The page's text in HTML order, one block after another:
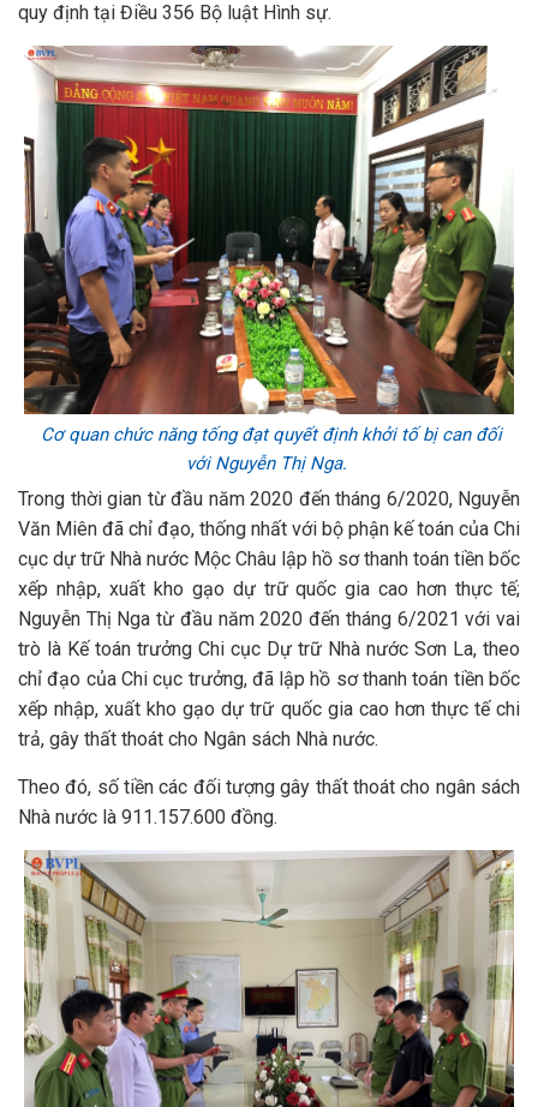
quy định tại Điều 356 Bộ luật Hình sự.
Cơ quan chức năng tống đạt quyết định khởi tố bị can đối
với Nguyễn Thị Nga.
Trong thời gian từ đầu năm 2020 đến tháng 6/2020, Nguyễn
Văn Miên đã chỉ đạo, thống nhất với bộ phận kế toán của Chi
cục dự trữ Nhà nước Mộc Châu lập hồ sơ thanh toán tiền bốc
xếp nhập, xuất kho gạo dự trữ quốc gia cao hơn thực tế;
Nguyễn Thị Nga từ đầu năm 2020 đến tháng 6/2021 với vai
trò là Kế toán trưởng Chi cục Dự trữ Nhà nước Sơn La, theo
chỉ đạo của Chi cục trưởng, đã lập hồ sơ thanh toán tiền bốc
xếp nhập, xuất kho gạo dự trữ quốc gia cao hơn thực tế chi
trả, gây thất thoát cho Ngân sách Nhà nước.
Theo đó, số tiền các đối tượng gây thất thoát cho ngân sách
Nhà nước là 911.157.600 đồng.